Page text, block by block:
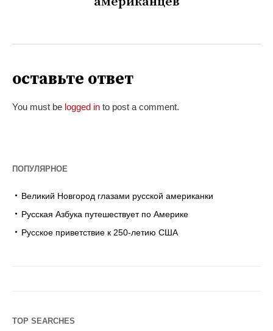
оставьте ответ
You must be logged in to post a comment.
ПОПУЛЯРНОЕ
Великий Новгород глазами русской американки
Русская Азбука путешествует по Америке
Русское приветствие к 250-летию США
TOP SEARCHES